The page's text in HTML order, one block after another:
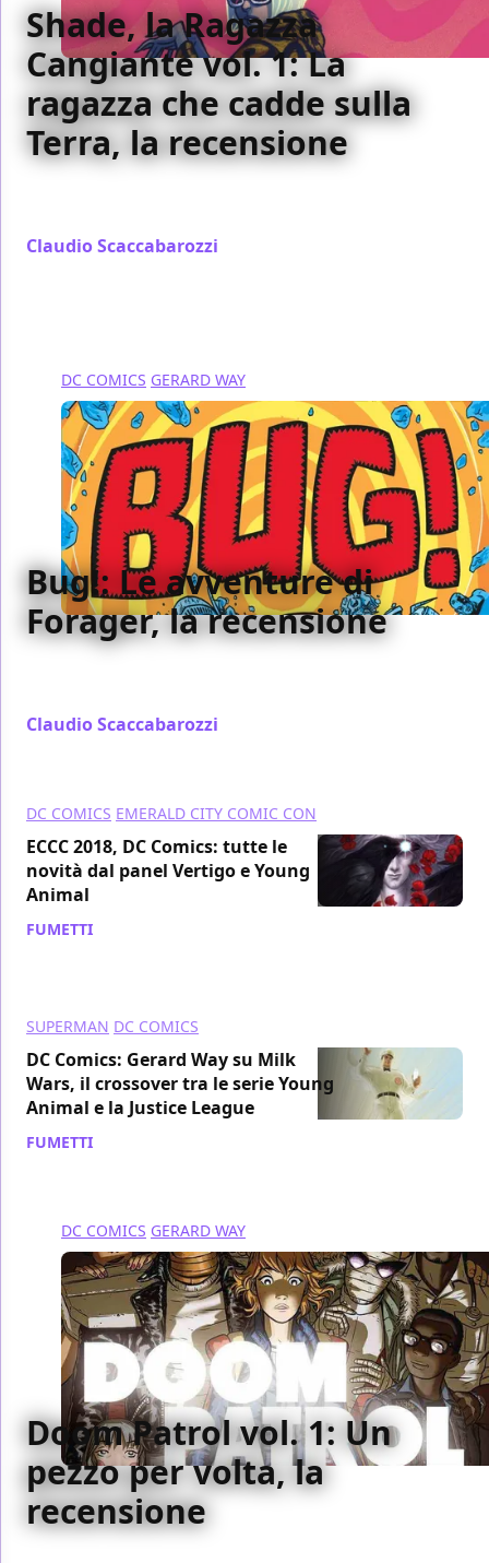
Shade, la Ragazza
Cangiante vol. 1: La
ragazza che cadde sulla
Terra, la recensione
Claudio Scaccabarozzi
DC COMICS GERARD WAY
Bug!: Le avventure di
Forager, la recensione
Claudio Scaccabarozzi
DC COMICS EMERALD CITY COMIC CON
ECCC 2018, DC Comics: tutte le
novità dal panel Vertigo e Young
Animal
FUMETTI
SUPERMAN DC COMICS
DC Comics: Gerard Way su Milk
Wars, il crossover tra le serie Young
Animal e la Justice League
FUMETTI
DC COMICS GERARD WAY
Doom Patrol vol. 1: Un
pezzo per volta, la
recensione